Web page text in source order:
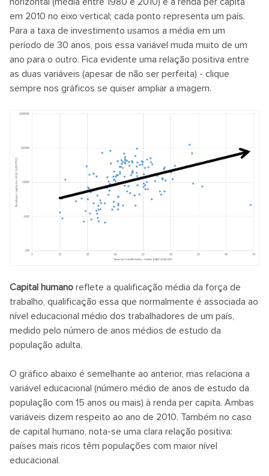
em 2010 no eixo vertical; cada ponto representa um país.
Para a taxa de investimento usamos a média em um
período de 30 anos, pois essa variável muda muito de um
ano para o outro. Fica evidente uma relação positiva entre
as duas variáveis (apesar de não ser perfeita) - clique
sempre nos gráficos se quiser ampliar a imagem.
Capital humano reflete a qualificação média da força de
trabalho, qualificação essa que normalmente é associada ao
nível educacional médio dos trabalhadores de um país,
medido pelo número de anos médios de estudo da
população adulta.
O gráfico abaixo é semelhante ao anterior, mas relaciona a
variável educacional (número médio de anos de estudo da
população com 15 anos ou mais) à renda per capita. Ambas
variáveis dizem respeito ao ano de 2010. Também no caso
de capital humano, nota-se uma clara relação positiva:
países mais ricos têm populações com maior nível
educacional.